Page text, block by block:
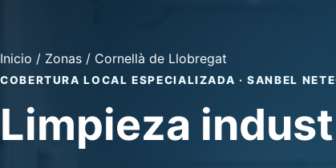
Inicio / Zonas / Cornellà de Llobregat
COBERTURA LOCAL ESPECIALIZADA · SANBEL
Limpieza